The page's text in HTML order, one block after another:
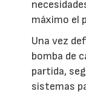
máximo el
Una vez
bomba de
partida,
sistemas